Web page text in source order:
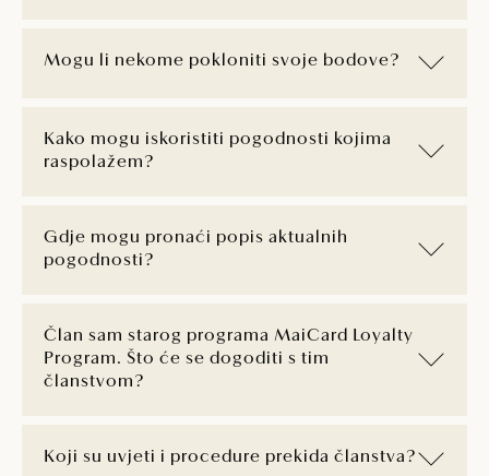
Mogu li nekome pokloniti svoje bodove?
Kako mogu iskoristiti pogodnosti kojima
raspolažem?
Gdje mogu pronaći popis aktualnih
pogodnosti?
Član sam starog programa MaiCard Loyalty
Program. Što će se dogoditi s tim
članstvom?
Koji su uvjeti i procedure prekida članstva?